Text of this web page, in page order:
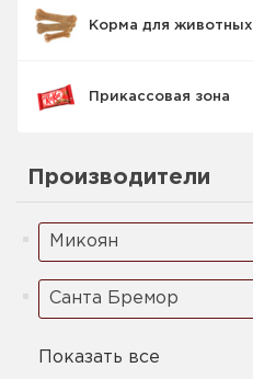
Корма для животных
Прикассовая зона
Производители
Микоян
Санта Бремор
Показать все